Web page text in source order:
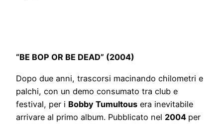
“BE BOP OR BE DEAD” (2004)
Dopo due anni, trascorsi macinando chilometri e
palchi, con un demo consumato tra club e
festival, per i Bobby Tumultous era inevitabile
arrivare al primo album. Pubblicato nel 2004 per